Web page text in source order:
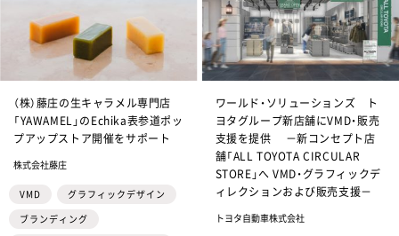
（株）藤庄の生キャラメル専門店
「YAWAMEL」のEchika表参道ポッ
プアップストア開催をサポート
株式会社藤庄
VMD
グラフィックデザイン
ブランディング
ワールド・ソリューションズ ト
ヨタグループ新店舗にVMD・販売
支援を提供 －新コンセプト店
舗「ALL TOYOTA CIRCULAR
STORE」へ VMD・グラフィックデ
ィレクションおよび販売支援－
トヨタ自動車株式会社